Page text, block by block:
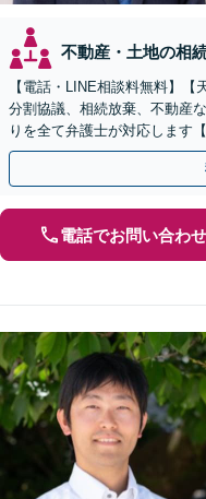
不動産・土地の相
【電話・LINE相談料無料】
分割協議、相続放棄、不動産
りを全て弁護士が対応します
電話でお問い合わせ